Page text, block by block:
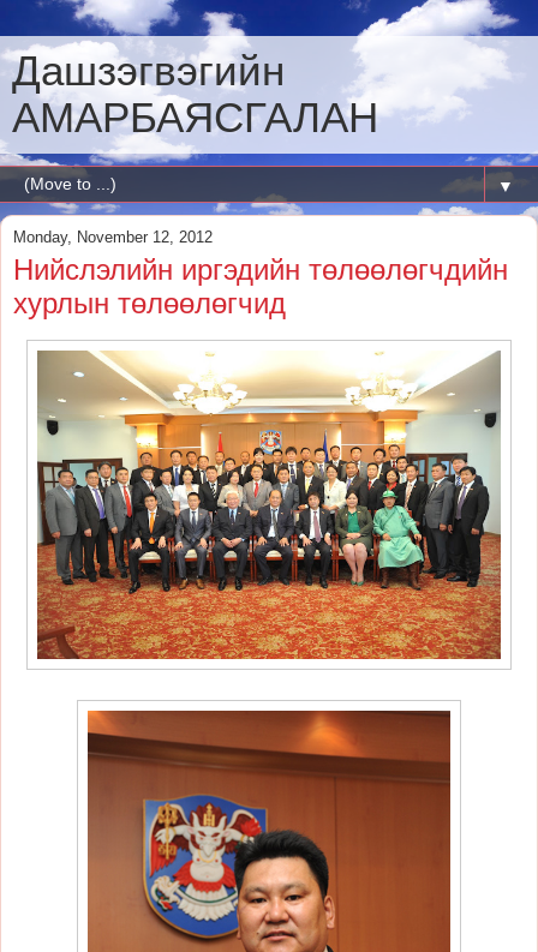
Дашзэгвэгийн
АМАРБАЯСГАЛАН
▼
Monday, November 12, 2012
Нийслэлийн иргэдийн төлөөлөгчдийн
хурлын төлөөлөгчид